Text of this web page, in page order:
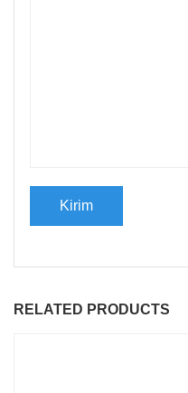
RELATED PRODUCTS